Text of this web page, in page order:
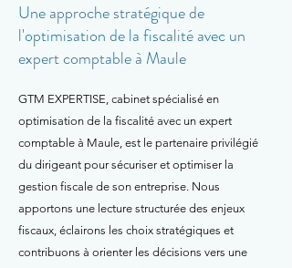
Une approche stratégique de
l'optimisation de la fiscalité avec un
expert comptable à Maule
GTM EXPERTISE, cabinet spécialisé en
optimisation de la fiscalité avec un expert
comptable à Maule, est le partenaire privilégié
du dirigeant pour sécuriser et optimiser la
gestion fiscale de son entreprise. Nous
apportons une lecture structurée des enjeux
fiscaux, éclairons les choix stratégiques et
contribuons à orienter les décisions vers une